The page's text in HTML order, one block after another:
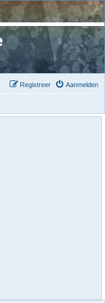
Aanmelden
Registreer